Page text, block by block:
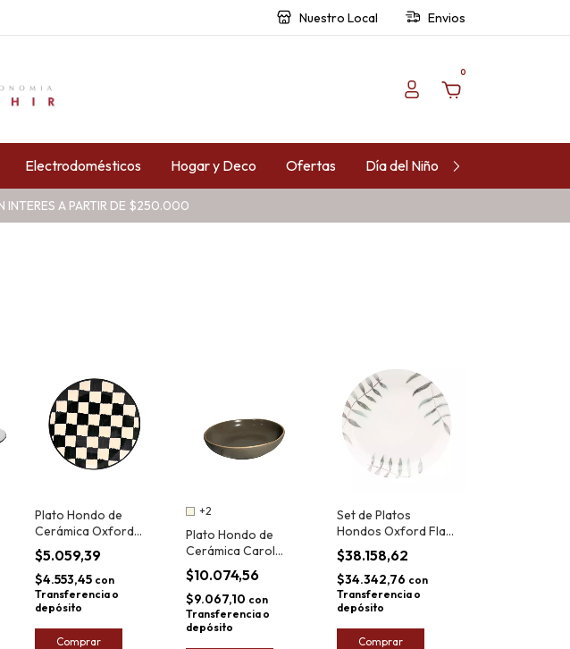
Nuestro Local Envios
0
Electrodomésticos Hogar y Deco Ofertas Día del Niño
INTERES A PARTIR DE $250.000
Plato Hondo de
Cerámica Oxford
Unni Damas 20cm
$5.059,39
$4.553,45 con
Transferencia o
depósito
Comprar
+2
Plato Hondo de
Cerámica Carol
Argelia 20cm
$10.074,56
$9.067,10 con
Transferencia o
depósito
Set de Platos
Hondos Oxford Flat
Samambaia 20,5 Cm
x6
$38.158,62
$34.342,76 con
Transferencia o
depósito
Comprar